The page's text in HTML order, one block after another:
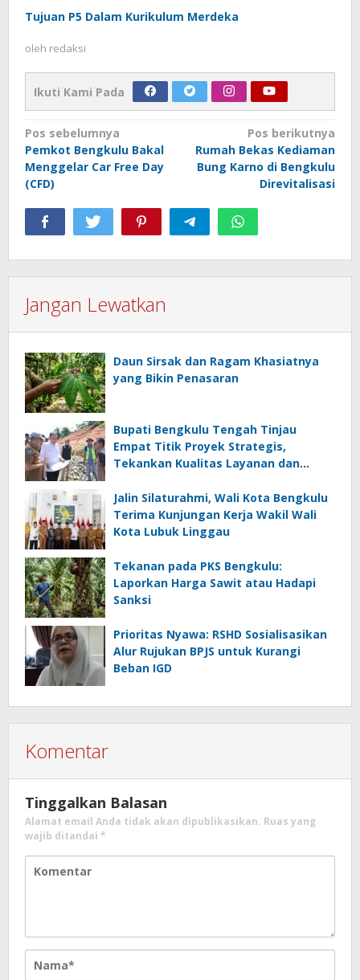
Tujuan P5 Dalam Kurikulum Merdeka
oleh redaksi
Ikuti Kami Pada
Navigasi
pos
Pos sebelumnya
Pemkot Bengkulu Bakal
Menggelar Car Free Day
(CFD)
Pos berikutnya
Rumah Bekas Kediaman
Bung Karno di Bengkulu
Direvitalisasi
Jangan Lewatkan
Daun Sirsak dan Ragam Khasiatnya
yang Bikin Penasaran
Bupati Bengkulu Tengah Tinjau
Empat Titik Proyek Strategis,
Tekankan Kualitas Layanan dan
Jalin Silaturahmi, Wali Kota Bengkulu
Terima Kunjungan Kerja Wakil Wali
Kota Lubuk Linggau
Tekanan pada PKS Bengkulu:
Laporkan Harga Sawit atau Hadapi
Sanksi
Prioritas Nyawa: RSHD Sosialisasikan
Alur Rujukan BPJS untuk Kurangi
Beban IGD
Komentar
Tinggalkan Balasan
Alamat email Anda tidak akan dipublikasikan. Ruas yang
wajib ditandai *